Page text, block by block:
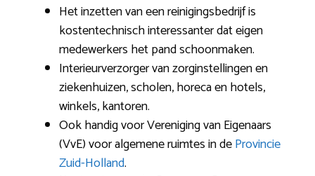
Het inzetten van een reinigingsbedrijf is
kostentechnisch interessanter dat eigen
medewerkers het pand schoonmaken.
Interieurverzorger van zorginstellingen en
ziekenhuizen, scholen, horeca en hotels,
winkels, kantoren.
Ook handig voor Vereniging van Eigenaars
(VvE) voor algemene ruimtes in deProvincie
Zuid-Holland.